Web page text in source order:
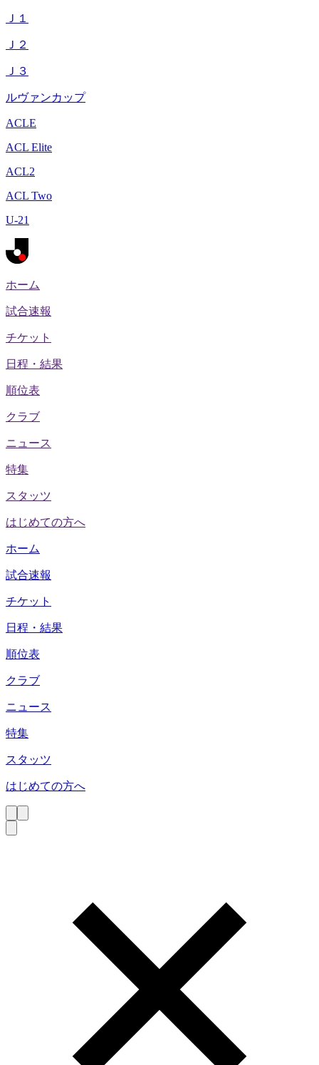
Ｊ１
Ｊ２
Ｊ３
ルヴァンカップ
ACLE
ACL Elite
ACL2
ACL Two
U-21
ホーム
試合速報
チケット
日程・結果
順位表
クラブ
ニュース
特集
スタッツ
はじめての方へ
ホーム
試合速報
チケット
日程・結果
順位表
クラブ
ニュース
特集
スタッツ
はじめての方へ